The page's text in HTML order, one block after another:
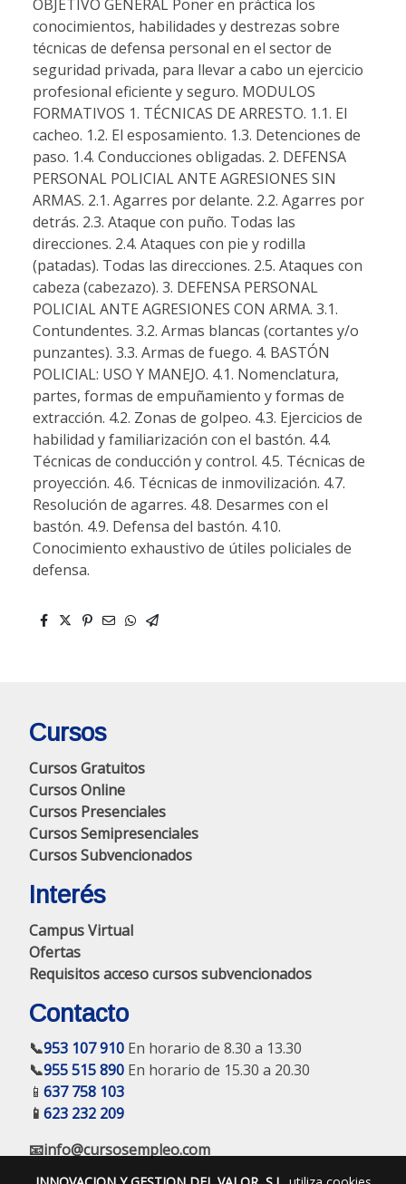
OBJETIVO GENERAL Poner en práctica los
conocimientos, habilidades y destrezas sobre
técnicas de defensa personal en el sector de
seguridad privada, para llevar a cabo un ejercicio
profesional eficiente y seguro. MODULOS
FORMATIVOS 1. TÉCNICAS DE ARRESTO. 1.1. El
cacheo. 1.2. El esposamiento. 1.3. Detenciones de
paso. 1.4. Conducciones obligadas. 2. DEFENSA
PERSONAL POLICIAL ANTE AGRESIONES SIN
ARMAS. 2.1. Agarres por delante. 2.2. Agarres por
detrás. 2.3. Ataque con puño. Todas las
direcciones. 2.4. Ataques con pie y rodilla
(patadas). Todas las direcciones. 2.5. Ataques con
cabeza (cabezazo). 3. DEFENSA PERSONAL
POLICIAL ANTE AGRESIONES CON ARMA. 3.1.
Contundentes. 3.2. Armas blancas (cortantes y/o
punzantes). 3.3. Armas de fuego. 4. BASTÓN
POLICIAL: USO Y MANEJO. 4.1. Nomenclatura,
partes, formas de empuñamiento y formas de
extracción. 4.2. Zonas de golpeo. 4.3. Ejercicios de
habilidad y familiarización con el bastón. 4.4.
Técnicas de conducción y control. 4.5. Técnicas de
proyección. 4.6. Técnicas de inmovilización. 4.7.
Resolución de agarres. 4.8. Desarmes con el
bastón. 4.9. Defensa del bastón. 4.10.
Conocimiento exhaustivo de útiles policiales de
defensa.
Cursos
Cursos Gratuitos
Cursos Online
Cursos Presenciales
Cursos Semipresenciales
Cursos Subvencionados
Interés
Campus Virtual
Ofertas
Requisitos acceso cursos subvencionados
Contacto
📞953 107 910 En horario de 8.30 a 13.30
📞955 515 890 En horario de 15.30 a 20.30
📱 637 758 103
📱 623 232 209
📧info@cursosempleo.com